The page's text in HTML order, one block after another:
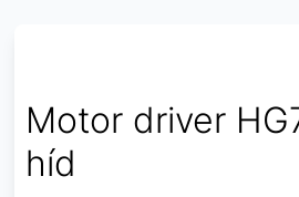
Motor driver
híd